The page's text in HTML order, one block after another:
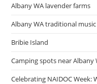
Albany WA lavender farms
Albany WA traditional
Bribie Island
Camping spots near Albany
Celebrating NAIDOC